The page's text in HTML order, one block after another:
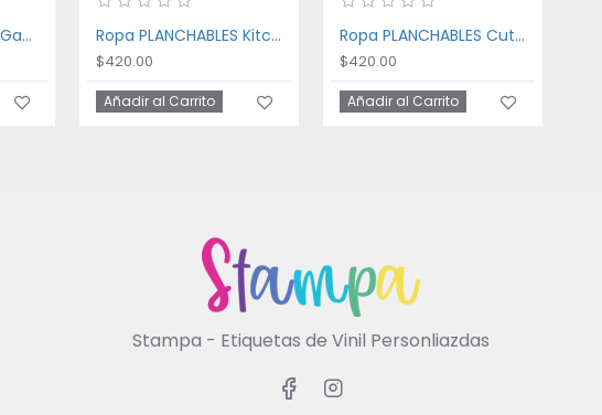
Ropa PLANCHABLES Gaming Ropa PLANCHABLES Kitchen
$420.00
Añadir al Carrito
Ropa PLANCHABLES Cute Koala
$420.00
Añadir al Carrito
Stampa - Etiquetas de Vinil Personliazdas